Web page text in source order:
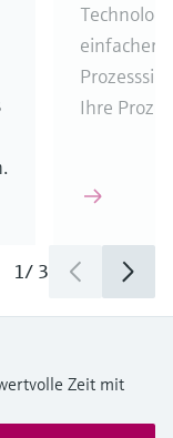
einfacher,
Ihre
1/ 3
Zeit mit